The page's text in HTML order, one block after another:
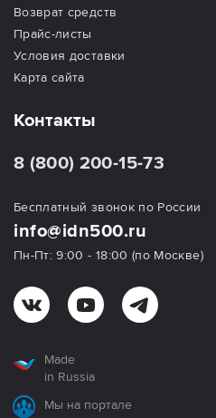
Возврат средств
Прайс-листы
Условия доставки
Карта сайта
Контакты
8 (800) 200-15-73
Бесплатный звонок по России
info@idn500.ru
Пн-Пт: 9:00 - 18:00 (по Москве)
Made
in Russia
Мы на портале